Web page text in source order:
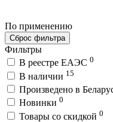
По применению
Сброс фильтра
Фильтры
В реестре ЕАЭС 0
В наличии 15
Произведено в
Новинки 0
Товары со скидкой 0